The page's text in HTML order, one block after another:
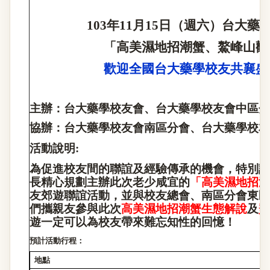
103年11月 15 日（週六）台大藥
「高美濕地招潮蟹、 鰲峰山
歡迎全國 台大藥學校友共襄
主辦：台大藥學校友會、台大藥學校友會中區
協辦：台大藥學校友會南區分會、台大藥學校
活動說明:
為促進校友間的聯誼及經驗傳承的機會，特別請
長精心規劃主辦此次老少咸宜的 「高美濕地招
友郊遊聯誼活動，並與校友總會、南區分會東
們攜親友參與此次高美濕地招潮蟹生態解說及
遊一定可以為校友帶來難忘知性的回憶！
預計活動行程：
地點